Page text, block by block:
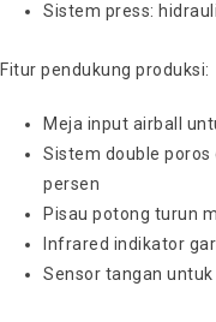
Sistem press:
Fitur pendukung produksi:
Meja input airball
Sistem double poros
persen
Pisau potong turun
Infrared indikator
Sensor tangan